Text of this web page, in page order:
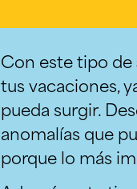
Con este tipo de
tus vacaciones,
pueda surgir.
anomalías que
porque lo más